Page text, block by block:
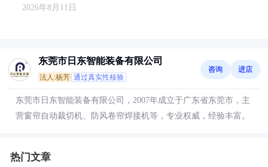
2026年8月11日
东莞市日东智能装备有限公司
法人:杨芳 通过真实性核验
咨询 进店
东莞市日东智能装备有限公司，2007年成立于广东省东莞市，主
营窗帘自动裁切机、防风卷帘焊接机等，专业权威，经验丰富。
热门文章